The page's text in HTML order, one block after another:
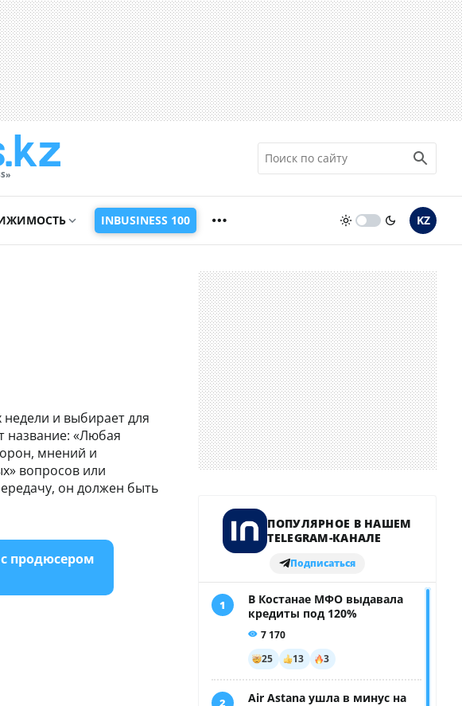
INBUSINESS 100 KZ
недели и выбирает для
название: «Любая
мнений и
вопросов или
он должен быть
с продюсером